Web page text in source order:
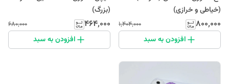
(خیاطی و خرازی)
۸۰۰٬۰۰۰ ۱٬۴۰۴٬۰۰۰
افزودن به سبد
(بزرگ)
۴۶۴٬۰۰۰ ۶۸۰٬۰۰۰
افزودن به سبد